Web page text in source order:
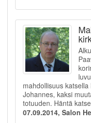
mahdollisuus
Johannes, kaksi
totuuden. Häntä
07.09.2014, Salon